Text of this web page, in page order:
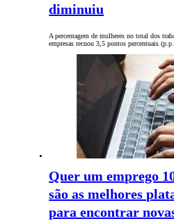
diminuiu
A percentagem de mulheres no total dos
empresas recuou 3,5 pontos percentuais
Quer um emprego
são as melhores
para encontrar